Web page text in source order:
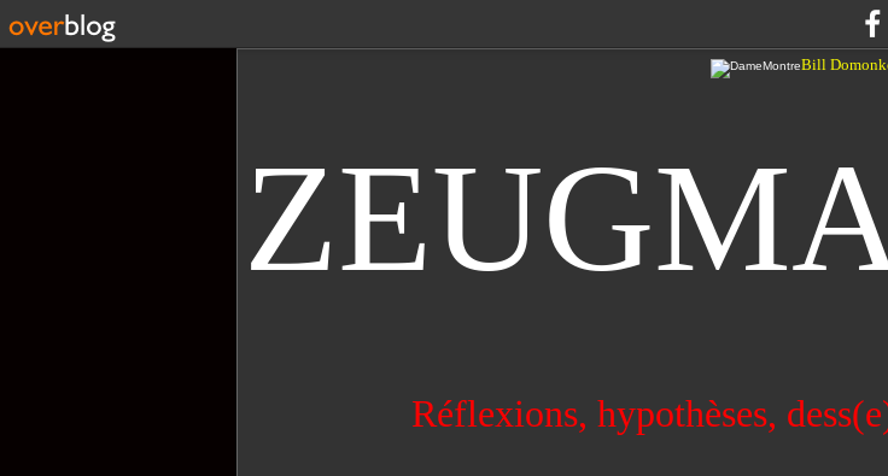
Bill
Réflexions, hypothèses,